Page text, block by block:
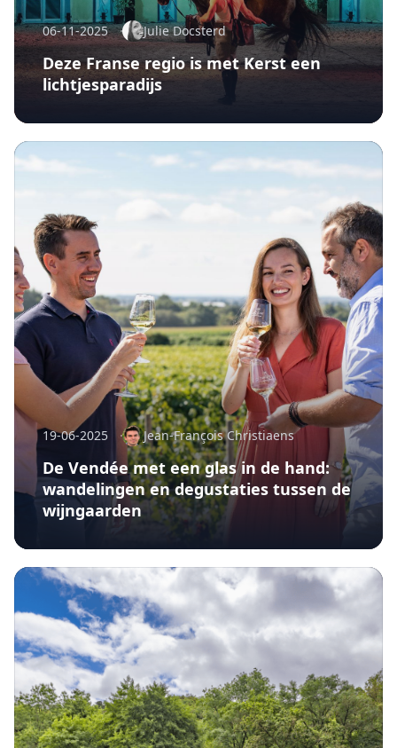
06-11-2025 Julie Docsterd
Deze Franse regio is met Kerst een
lichtjesparadijs
19-06-2025 Jean-François Christiaens
De Vendée met een glas in de hand:
wandelingen en degustaties tussen de
wijngaarden